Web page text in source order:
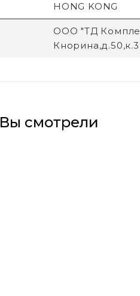
HONG KONG
ООО "ТД
Вы смотрели